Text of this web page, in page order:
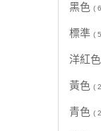
黑色 (
標準 (
洋紅色
黃色 (
青色 (